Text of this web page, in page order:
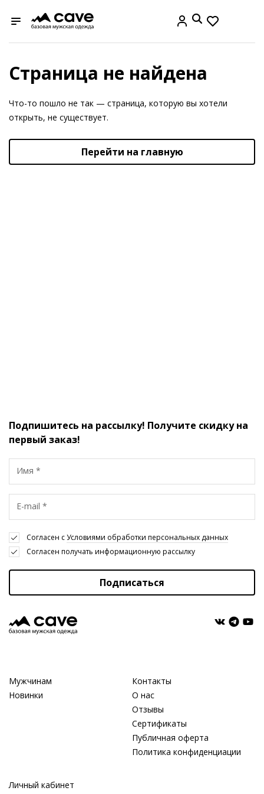
Страница не найдена
Что-то пошло не так — страница, которую вы хотели
открыть, не существует.
Перейти на главную
Мужчинам
Новинки
Контакты
О нас
Отзывы
Сертификаты
Публичная оферта
Политика конфиденциации
Личный кабинет
Подпишитесь на рассылку! Получите скидку на
первый заказ!
Имя *
E-mail *
Cогласен сУсловиями обработки персональных данных
Cогласен получать информационную рассылку
Подписаться